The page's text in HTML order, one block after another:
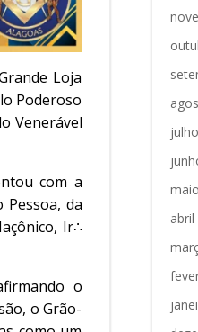
Loja
Poderoso
Venerável
com a
da
Ir∴
o
o Grão-
abril